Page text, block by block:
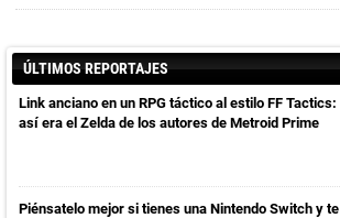
ÚLTIMOS REPORTAJES
Link anciano en un RPG táctico al estilo FF Tactics:
así era el Zelda de los autores de Metroid Prime
Piénsatelo mejor si tienes una Nintendo Switch y te